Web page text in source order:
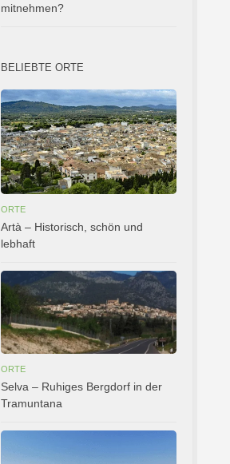
mitnehmen?
BELIEBTE ORTE
ORTE
Artà – Historisch, schön und
lebhaft
ORTE
Selva – Ruhiges Bergdorf in der
Tramuntana